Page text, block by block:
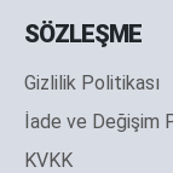
SÖZLEŞME
Gizlilik Politikası
İade ve Değişim
KVKK